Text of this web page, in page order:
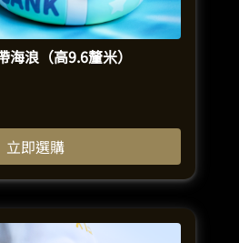
浪（高9.6釐米）
立即選購